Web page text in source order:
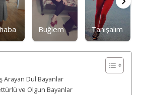
Buğlem Tanışalım
Arayan Dul Bayanlar
ve Olgun Bayanlar